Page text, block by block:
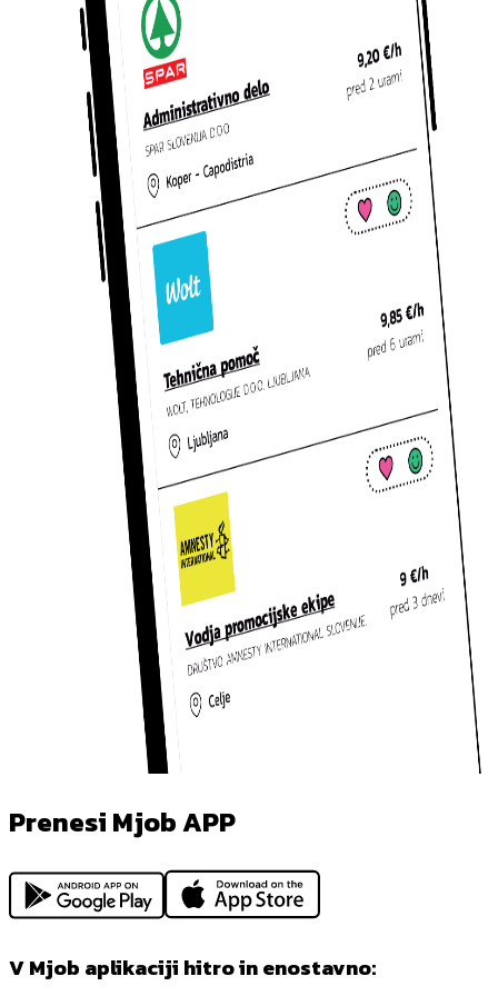
Prenesi Mjob APP
V Mjob aplikaciji hitro in enostavno: